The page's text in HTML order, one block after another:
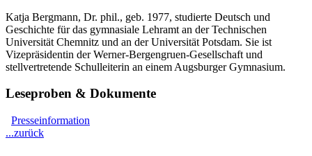
Katja Bergmann, Dr. phil., geb. 1977, studierte Deutsch und
Geschichte für das gymnasiale Lehramt an der Technischen
Universität Chemnitz und an der Universität Potsdam. Sie ist
Vizepräsidentin der Werner-Bergengruen-Gesellschaft und
stellvertretende Schulleiterin an einem Augsburger Gymnasium.
Leseproben & Dokumente
Presseinformation
...zurück